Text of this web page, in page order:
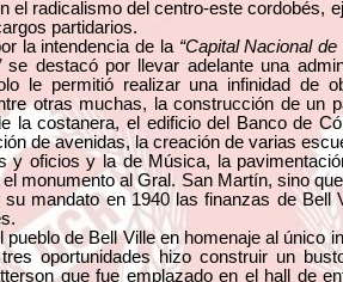
el radicalismo del centro-este cordobés,
partidarios.
la intendencia de la “Capital Nacional
se destacó por llevar adelante una
le permitió realizar una infinidad de
otras muchas, la construcción de un
la costanera, el edificio del Banco de
de avenidas, la creación de varias
y oficios y la de Música, la
monumento al Gral. San Martín, sino
su mandato en 1940 las finanzas de Bell
pueblo de Bell Ville en homenaje al único
oportunidades hizo construir un
que fue emplazado en el hall de